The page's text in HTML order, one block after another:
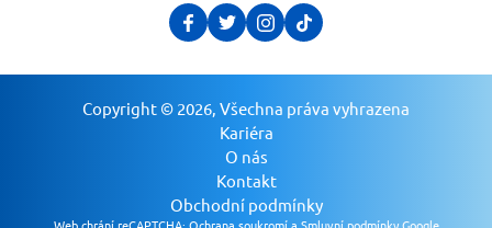
Copyright © 2026, Všechna práva vyhrazena
Kariéra
O nás
Kontakt
Obchodní podmínky